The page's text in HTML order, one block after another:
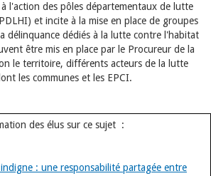
l'action des pôles départementaux de lutte
et incite à la mise en place de groupes
délinquance dédiés à la lutte contre l'habitat
être mis en place par le Procureur de la
le territoire, différents acteurs de la lutte
les communes et les EPCI.
des élus sur ce sujet :
: une responsabilité partagée entre